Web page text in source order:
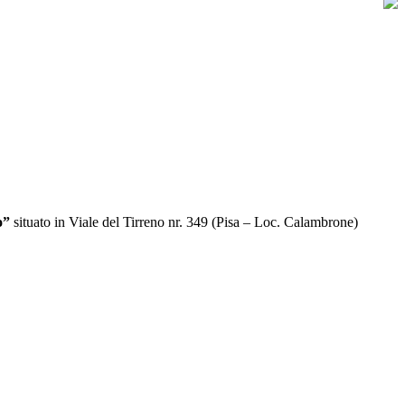
situato in Viale del Tirreno nr. 349 (Pisa – Loc. Calambrone)